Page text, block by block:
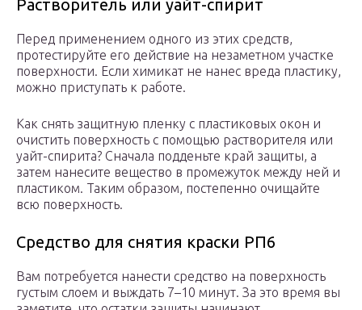
Растворитель или уайт-спирит
Перед применением одного из этих средств,
протестируйте его действие на незаметном участке
поверхности. Если химикат не нанес вреда пластику,
можно приступать к работе.
Как снять защитную пленку с пластиковых окон и
очистить поверхность с помощью растворителя или
уайт-спирита? Сначала подденьте край защиты, а
затем нанесите вещество в промежуток между ней и
пластиком. Таким образом, постепенно очищайте
всю поверхность.
Средство для снятия краски РП6
Вам потребуется нанести средство на поверхность
густым слоем и выждать 7–10 минут. За это время вы